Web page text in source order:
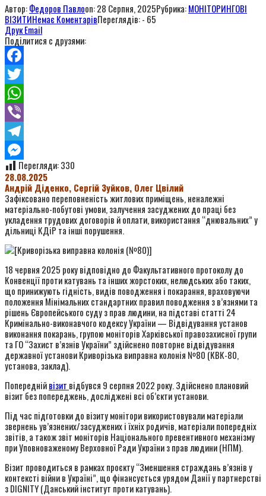
Автор:Федоров Павлоon:28 Серпня, 2025Рубрика:МОНІТОРИНГОВІ
ВІЗИТИНемає КоментарівПереглядів: - 65
ДрукEmail
Поділитися с друзями:
Facebook
Twitter
WhatsApp
Viber
Telegram
Messenger
Перегляди:330
28.08.2025
Андрій Діденко, Сергій Зуйков, Олег Цвілий
Зафіксовано переповненість житлових приміщень, неналежні
матеріально-побутові умови, залучення засуджених до праці без
укладення трудових договорів й оплати, використання “днювальних” у
дільниці КДіР та інші порушення.
18 червня 2025 року відповідно до Факультативного протоколу до
Конвенції проти катувань та інших жорстоких, нелюдських або таких,
що принижують гідність, видів поводження і покарання, враховуючи
положення Мінімальних стандартних правил поводження з в’язнями та
рішень Європейського суду з прав людини, на підставі статті 24
Кримінально-виконавчого кодексу України — Відвідування установ
виконання покарань, групою моніторів Харківської правозахисної групи
та ГО “Захист в’язнів України” здійснено повторне відвідування
державної установи Криворізька виправна колонія №80 (КВК-80,
установа, заклад).
Попереднійвізит відбувся 9 серпня 2022 року. Здійснено плановий
візит без попереджень, досліджені всі об’єкти установи.
Під час підготовки до візиту монітори використовували матеріали
звернень ув’язнених/засуджених і їхніх родичів, матеріали попередніх
звітів, а також звіт моніторів Національного превентивного механізму
при Уповноваженому Верховної Ради України з прав людини (НПМ).
Візит проводиться в рамках проєкту “Зменшення страждань в’язнів у
контексті війни в Україні”, що фінансується урядом Данії у партнерстві
з DIGNITY (Данський інститут проти катувань).